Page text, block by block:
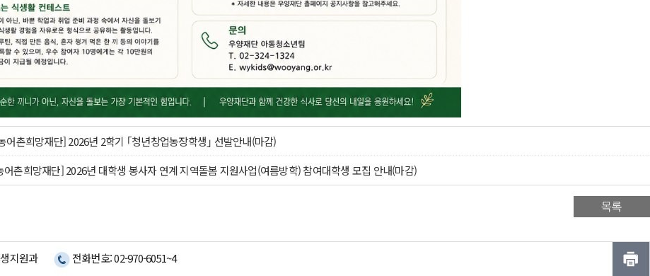
어촌희망재단] 2026년 2학기 ｢청년창업농장학생｣ 선발안내(마감)
어촌희망재단] 2026년 대학생 봉사자 연계 지역돌봄 지원사업(여름방학) 참여대학생 모집 안내(마감)
지원과 전화번호: 02-970-6051~4